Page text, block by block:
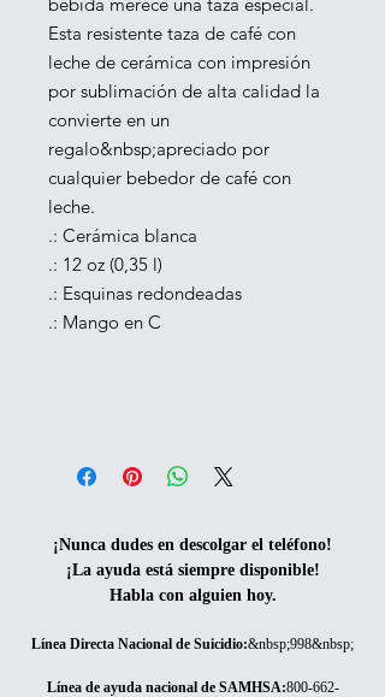
Esta resistente taza de café con
leche de cerámica con impresión
por sublimación de alta calidad la
convierte en un
regalo&nbsp;apreciado por
cualquier bebedor de café con
leche.
.: Cerámica blanca
.: 12 oz (0,35 l)
.: Esquinas redondeadas
.: Mango en C
¡Nunca dudes en descolgar el teléfono!
¡La ayuda está siempre disponible!
Habla con alguien hoy.
Línea Directa Nacional de Suicidio:&nbsp;998&nbsp;
Línea de ayuda nacional de SAMHSA:800-662-